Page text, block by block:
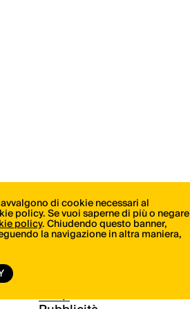
Shop
di cookie necessari al
policy. Se vuoi saperne di più o negare
policy. Chiudendo questo banner,
la navigazione in altra maniera,